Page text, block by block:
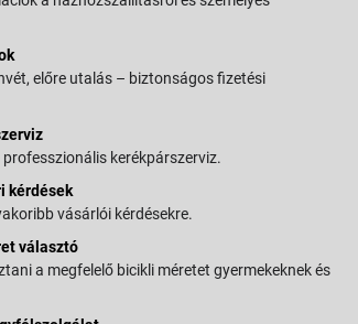
előre utalás – biztonságos fizetési
kerékpárszerviz.
kérdések
vásárlói kérdésekre.
választó
a megfelelő bicikli méretet gyermekeknek és